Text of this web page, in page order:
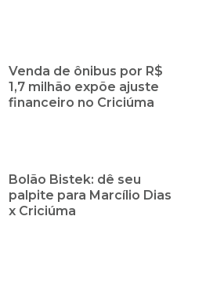
Venda de ônibus por R$
1,7 milhão expõe ajuste
financeiro no Criciúma
Bolão Bistek: dê seu
palpite para Marcílio Dias
x Criciúma